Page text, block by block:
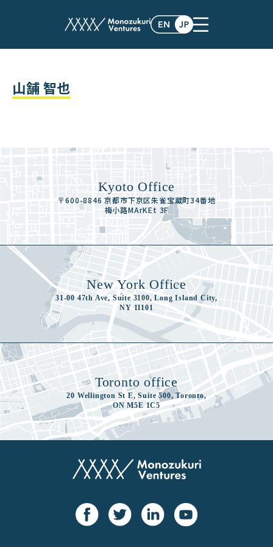
team
山舗 智也
Kyoto Office
〒600-8846 京都市下京区朱雀宝蔵町34番地
梅小路MArKEt 3F
New York Office
31-00 47th Ave, Suite 3100, Long Island City,
NY 11101
Toronto office
20 Wellington St E, Suite 500, Toronto,
ON M5E 1C5